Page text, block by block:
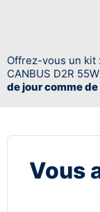
Offrez-vous un kit
CANBUS D2R
de jour comme
Vous